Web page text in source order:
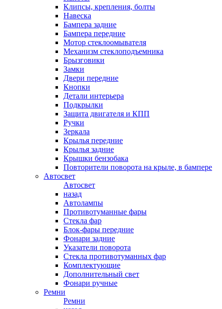
Клипсы, крепления, болты
Навеска
Бампера задние
Бампера передние
Мотор стеклоомывателя
Механизм стеклоподъемника
Брызговики
Замки
Двери передние
Кнопки
Детали интерьера
Подкрылки
Защита двигателя и КПП
Ручки
Зеркала
Крылья передние
Крылья задние
Крышки бензобака
Повторители поворота на крыле, в бампере
Автосвет
Автосвет
назад
Автолампы
Противотуманные фары
Стекла фар
Блок-фары передние
Фонари задние
Указатели поворота
Стекла противотуманных фар
Комплектующие
Дополнительный свет
Фонари ручные
Ремни
Ремни